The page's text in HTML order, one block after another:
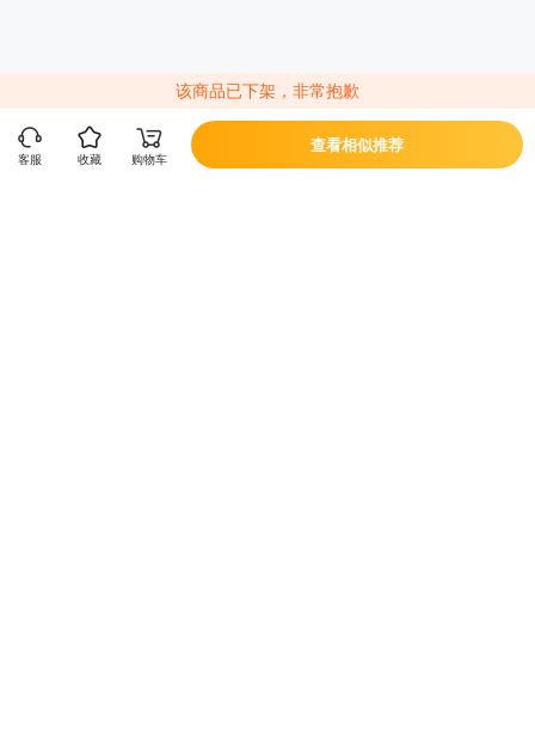
客服 收藏 购物车
查看相似推荐
该商品已下架，非常抱歉